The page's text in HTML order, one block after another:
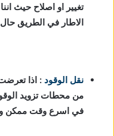
تغيير او اصلاح حيث
الاطار في الطريق
نقل الوقود : اذا
من محطات تزويد
في اسرع وقت ممكن